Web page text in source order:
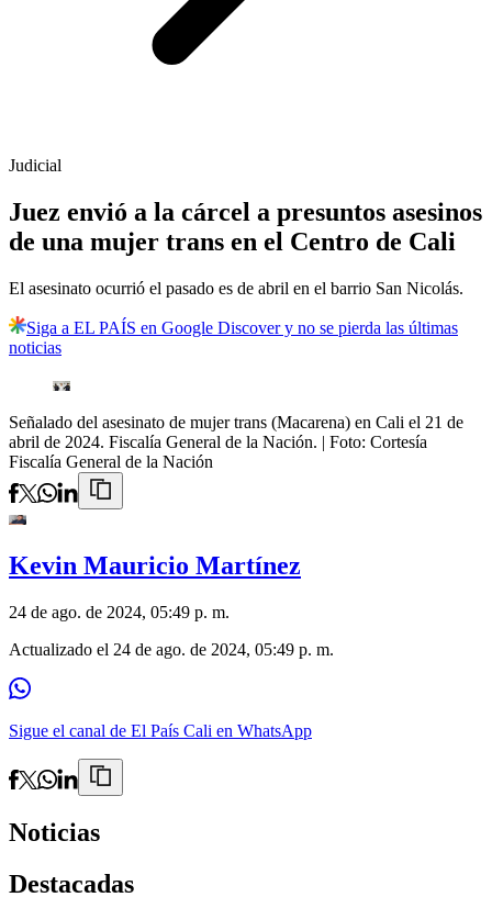
Judicial
Juez envió a la cárcel a presuntos asesinos
de una mujer trans en el Centro de Cali
El asesinato ocurrió el pasado es de abril en el barrio San Nicolás.
Siga a EL PAÍS en Google Discover y no se pierda las últimas
noticias
Señalado del asesinato de mujer trans (Macarena) en Cali el 21 de
abril de 2024. Fiscalía General de la Nación. | Foto: Cortesía
Fiscalía General de la Nación
Kevin Mauricio Martínez
24 de ago. de 2024, 05:49 p. m.
Actualizado el 24 de ago. de 2024, 05:49 p. m.
Sigue el canal de El País Cali en WhatsApp
Noticias
Destacadas